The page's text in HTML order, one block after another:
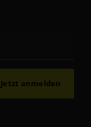
Jetzt anmelden